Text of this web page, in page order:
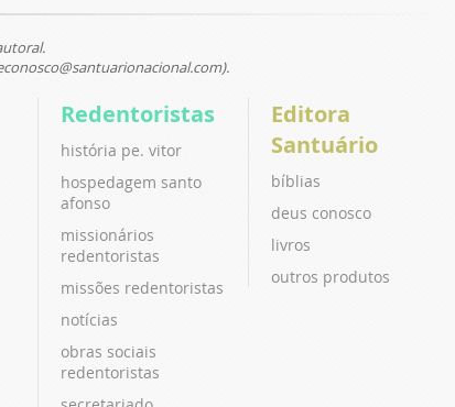
Redentoristas
história pe. vitor
hospedagem santo
afonso
missionários
redentoristas
missões redentoristas
notícias
obras sociais
redentoristas
Editora
Santuário
bíblias
deus conosco
livros
outros produtos